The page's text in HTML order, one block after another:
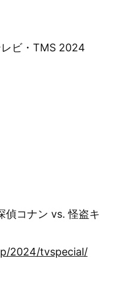
ビ・TMS 2024
偵コナン vs. 怪盗キ
2024/tvspecial/